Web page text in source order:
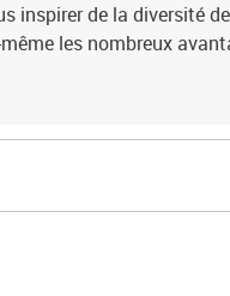
inspirer de la diversité
les nombreux